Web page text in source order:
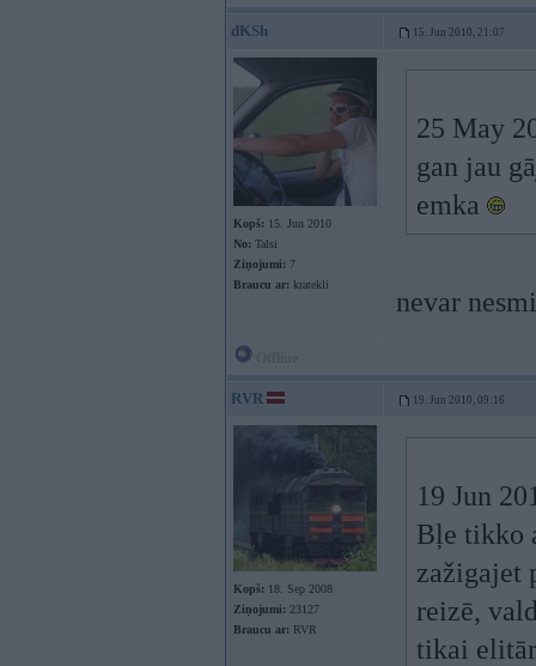
dKSh 15. Jun 2010, 21:07
Kopš: 15. Jun 2010
No: Talsi
Ziņojumi: 7
Braucu ar: kratekli
25 May
gan jau
emka
nevar
RVR 19. Jun 2010, 09:16
Kopš: 18. Sep 2008
Ziņojumi: 23127
Braucu ar: RVR
19 Jun
Bļe tikko
zažigajet
reizē,
tikai